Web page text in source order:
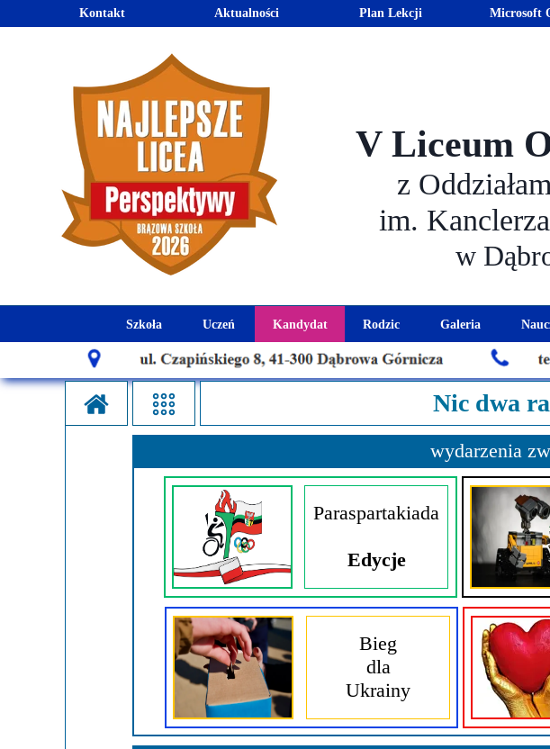
Bieg
dla
Ukrainy
Paraspartakiada
Edycje
wydarzenia
Nic dwa
Rodzic
Harmonogram spotkań z
Rada Rodziców
Pomoc Psychologiczno-
Ubezpieczenie
Galeria
Szkoła
Historia szkoły
Patron szkoły
Misja szkoły
Kadra pedagogiczna
Rada Szkoły
Sukcesy
Edukator roku
Ambasador Zamoyskiego
Biblioteka szkolna
Pedagog i Psycholog
Uczeń
Kalendarz roku szkolnego
Egzaminy i sprawdziany
Matura
Samorząd Szkolny
Wykaz podręczników
Projekty edukacyjne
Rzecznik Praw Ucznia
mLegitymacja
Konkursy, wykłady
Doradca Zawodowy
Kandydat
Aktualności dla kandydatów
Oferta edukacyjna
Sprawdzian kompetencji językowych
Ważne terminy
Regulamin rekrutacji
System rekrutacji elektronicznej
V Liceum
z
im.
w
Microsoft
Plan Lekcji
Aktualności
Kontakt